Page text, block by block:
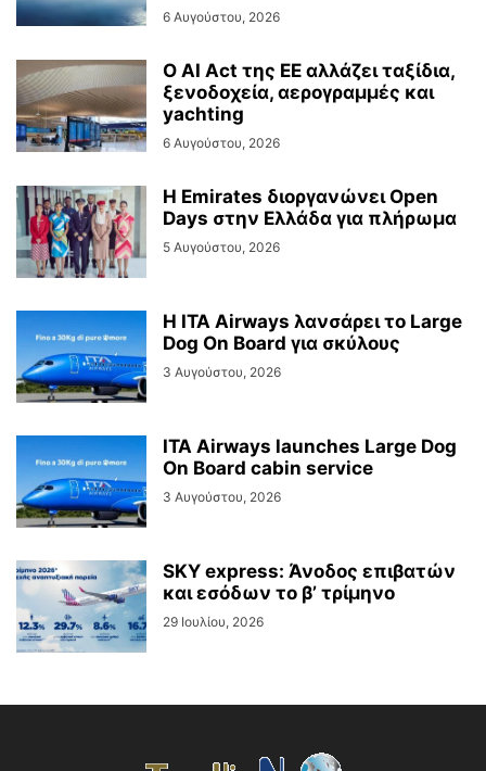
6 Αυγούστου, 2026
Ο AI Act της ΕΕ αλλάζει ταξίδια,
ξενοδοχεία, αερογραμμές και
yachting
6 Αυγούστου, 2026
Η Emirates διοργανώνει Open
Days στην Ελλάδα για πλήρωμα
5 Αυγούστου, 2026
Η ITA Airways λανσάρει το Large
Dog On Board για σκύλους
3 Αυγούστου, 2026
ITA Airways launches Large Dog
On Board cabin service
3 Αυγούστου, 2026
SKY express: Άνοδος επιβατών
και εσόδων το β’ τρίμηνο
29 Ιουλίου, 2026